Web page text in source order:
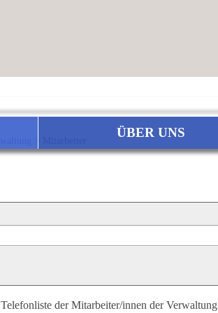
ÜBER UNS
Telefonliste der Mitarbeiter/innen der Verwaltung